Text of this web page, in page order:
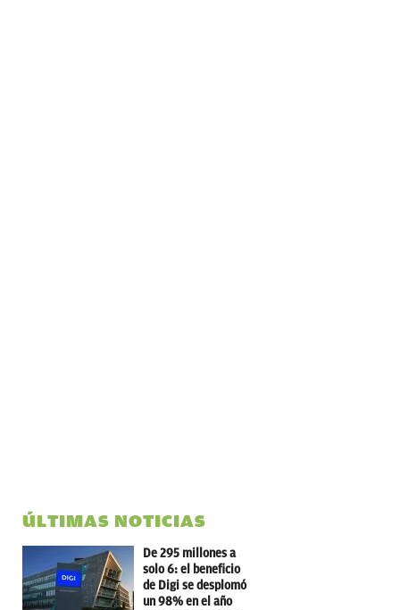
ÚLTIMAS NOTICIAS
De 295 millones a
solo 6: el beneficio
de Digi se desplomó
un 98% en el año